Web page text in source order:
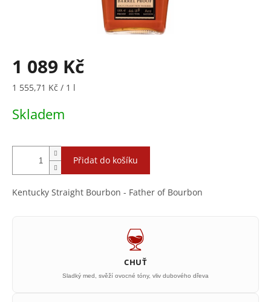
1 089 Kč
Měrná
1 555,71 Kč / 1 l
Skladem
Přidat do košíku
Kentucky Straight Bourbon - Father of Bourbon
CHUŤ
Sladký med, svěží ovocné tóny, vliv dubového dřeva